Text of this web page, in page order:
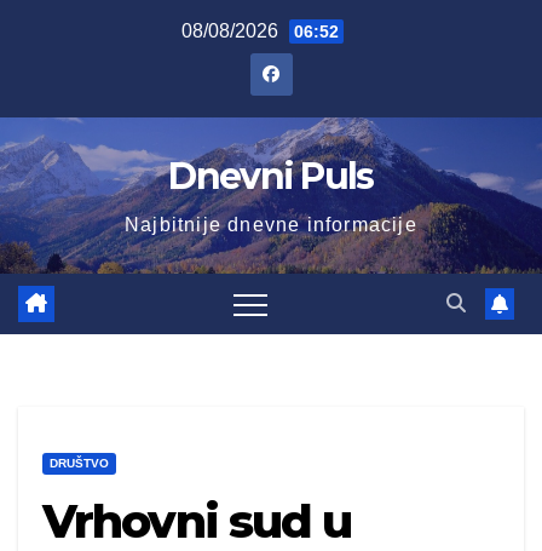
08/08/2026 06:52
Dnevni Puls
Najbitnije dnevne informacije
DRUŠTVO
Vrhovni sud u